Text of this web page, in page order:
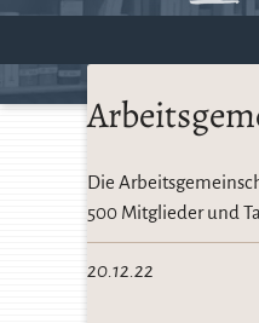
Die
500 Mitglieder und
20.12.22